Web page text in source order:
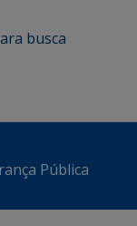
busca
Pública